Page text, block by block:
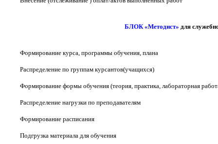
БЛОК «Методист» для
Формирование курса, программы обучения, плана
Распределение по группам курсантов(учащихся)
Формирование формы обучения (теория, практика, лабораторная
Распределение нагрузки по преподавателям
Формирование расписания
Подгрузка материала для обучения